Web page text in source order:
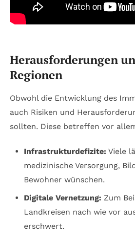
Herausforderungen
Regionen
Obwohl die Entwicklung des
auch Risiken und
sollten. Diese betreffen vor
Infrastrukturdefizite: Viele
medizinische Versorgung,
Bewohner wünschen.
Digitale Vernetzung: Zum
Landkreisen nach wie vor
erschwert.